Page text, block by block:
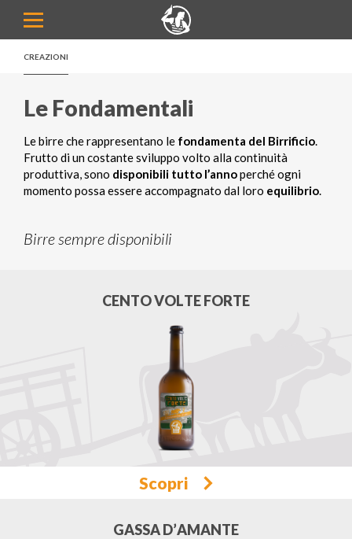
Menu
CREAZIONI
Le Fondamentali
Le birre che rappresentano le fondamenta del Birrificio.
Frutto di un costante sviluppo volto alla continuità
produttiva, sono disponibili tutto l’annoperché ogni
momento possa essere accompagnato dal loro equilibrio.
Birre sempre disponibili
CENTO VOLTE FORTE
Scopri
GASSA D’AMANTE